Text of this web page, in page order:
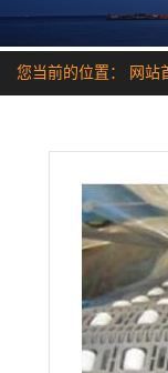
证书荣誉
您当前的位置： 网站